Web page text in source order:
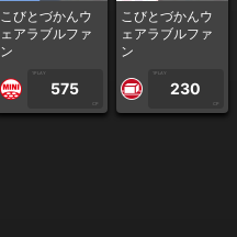
こびとづかんウ
ェアラブルファ
ン
1PLAY
575
CP
こびとづかんウ
ェアラブルファ
ン
1PLAY
230
CP